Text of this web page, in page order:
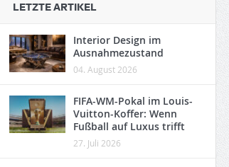
LETZTE ARTIKEL
Interior Design im
Ausnahmezustand
04. August 2026
FIFA-WM-Pokal im Louis-
Vuitton-Koffer: Wenn
Fußball auf Luxus trifft
27. Juli 2026